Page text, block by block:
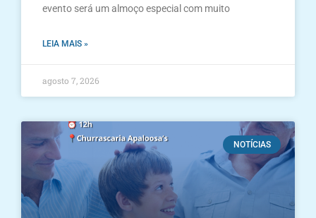
evento será um almoço especial com muito
LEIA MAIS »
agosto 7, 2026
NOTÍCIAS